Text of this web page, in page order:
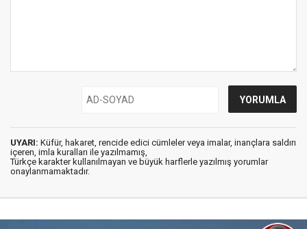
UYARI: Küfür, hakaret, rencide edici cümleler veya imalar, inançlara saldırı
içeren, imla kuralları ile yazılmamış,
Türkçe karakter kullanılmayan ve büyük harflerle yazılmış yorumlar
onaylanmamaktadır.